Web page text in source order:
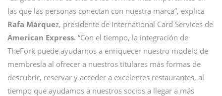
las que las personas conectan con nuestra marca”, explica
Rafa Márquez, presidente de International Card Services de
American Express. “Con el tiempo, la integración de
TheFork puede ayudarnos a enriquecer nuestro modelo de
membresía al ofrecer a nuestros titulares más formas de
descubrir, reservar y acceder a excelentes restaurantes, al
tiempo que ayudamos a nuestros socios a llegar a más